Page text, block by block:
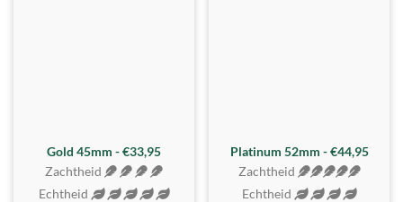
REALISTISCH
Gold 45mm - €33,95
Zachtheid
Echtheid
ZACHTSTE
Platinum 52mm - €44,95
Zachtheid
Echtheid